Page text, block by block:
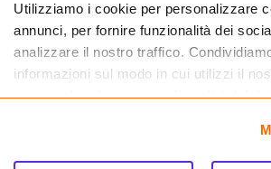
Utilizziamo i cookie per personalizzare
annunci, per fornire funzionalità dei
analizzare il nostro traffico.
informazioni sul modo in cui utilizzi il
partner che si occupano di analisi dei
informazioni che hai fornito loro o che
tuo utilizzo dei loro servizi.
Cliccando il badge, puoi verificare che Farma.it è
autorizzata dal Ministero della Salute a effettuare la
medicinali.